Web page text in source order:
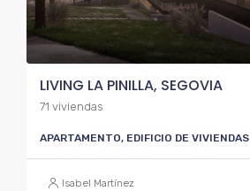
LIVING LA PINILLA, SEGOVIA
71 viviendas
APARTAMENTO, EDIFICIO DE VIVIENDAS
Isabel Martínez